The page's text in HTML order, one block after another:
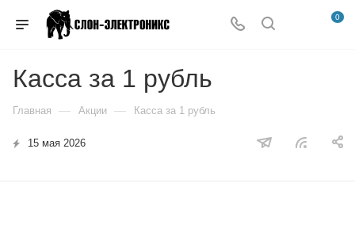
0
Касса за 1 рубль
Главная — Акции — Касса за 1 рубль
15 мая 2026